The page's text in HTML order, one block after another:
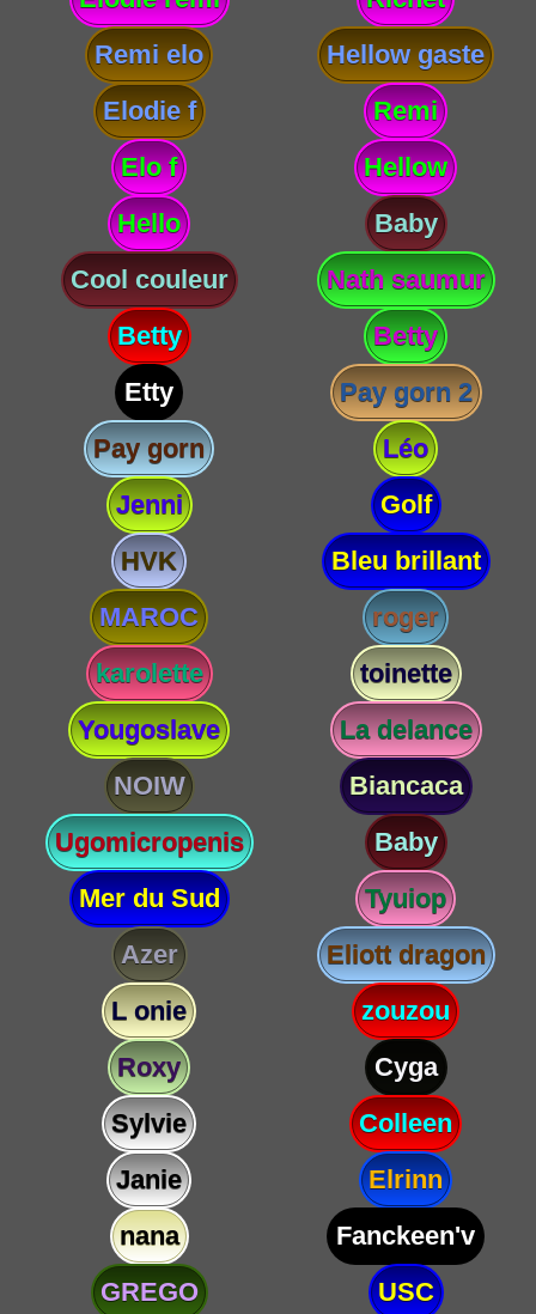
Remi elo
Hellow gaste
Elodie f
Remi
Elo f
Hellow
Hello
Baby
Cool couleur
Nath saumur
Betty
Betty
Etty
Pay gorn 2
Pay gorn
Léo
Jenni
Golf
HVK
Bleu brillant
MAROC
roger
karolette
toinette
Yougoslave
La delance
NOIW
Biancaca
Ugomicropenis
Baby
Mer du Sud
Tyuiop
Azer
Eliott dragon
L onie
zouzou
Roxy
Cyga
Sylvie
Colleen
Janie
Elrinn
nana
Fanckeen'v
GREGO
USC